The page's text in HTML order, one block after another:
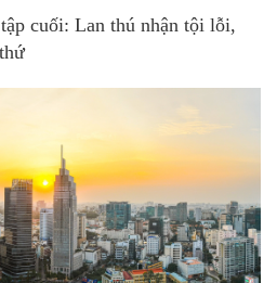
cuối: Lan thú nhận tội lỗi,